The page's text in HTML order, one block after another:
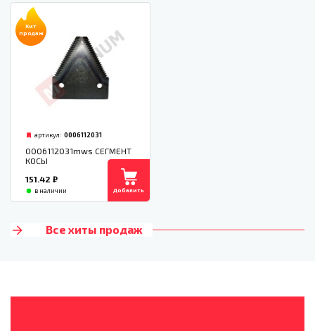
Хит
продаж
артикул: 0006112031
0006112031mws СЕГМЕНТ
КОСЫ
151.42 ₽
в наличии Добавить
Все хиты продаж